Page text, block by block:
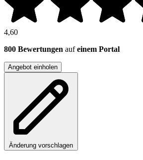
4,60
800 Bewertungen aufeinem Portal
Angebot einholen
Änderung vorschlagen